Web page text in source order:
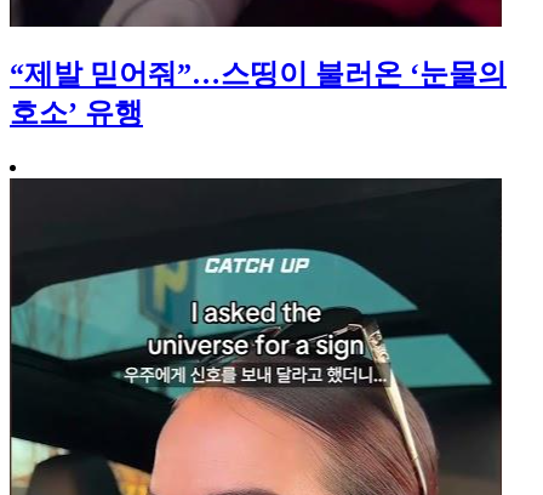
“제발 믿어줘”…스띵이 불러온 ‘눈물의
호소’ 유행